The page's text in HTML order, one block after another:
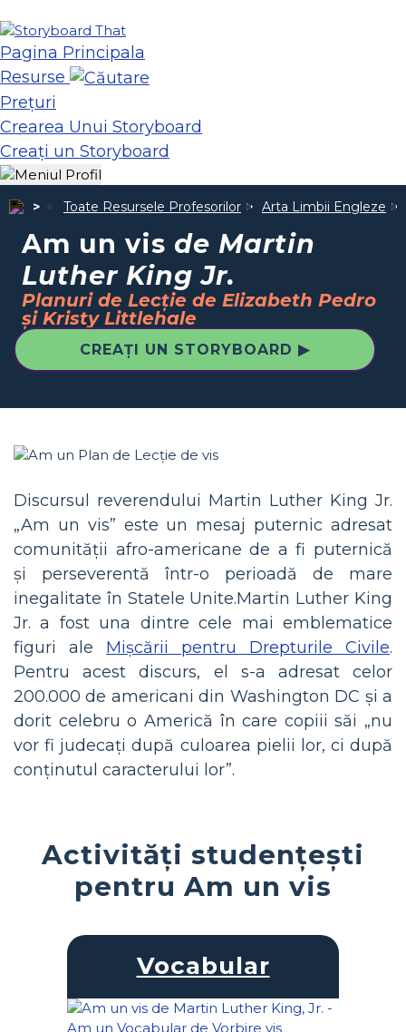
Pagina Principala
Resurse
Prețuri
Crearea Unui Storyboard
Creați un Storyboard
Toate Resursele Profesorilor Arta Limbii Engleze
Am un vis de Martin
Luther King Jr.
Planuri de Lecție de Elizabeth Pedro
și Kristy Littlehale
CREAȚI UN STORYBOARD ▶
Discursul reverendului Martin Luther King Jr.
„Am un vis” este un mesaj puternic adresat
comunității afro-americane de a fi puternică
și perseverentă într-o perioadă de mare
inegalitate în Statele Unite. Martin Luther King
Jr. a fost una dintre cele mai emblematice
figuri ale Mișcării pentru Drepturile Civile.
Pentru acest discurs, el s-a adresat celor
200.000 de americani din Washington DC și a
dorit celebru o Americă în care copiii săi „nu
vor fi judecați după culoarea pielii lor, ci după
conținutul caracterului lor”.
Activități studențești
pentru Am un vis
Vocabular